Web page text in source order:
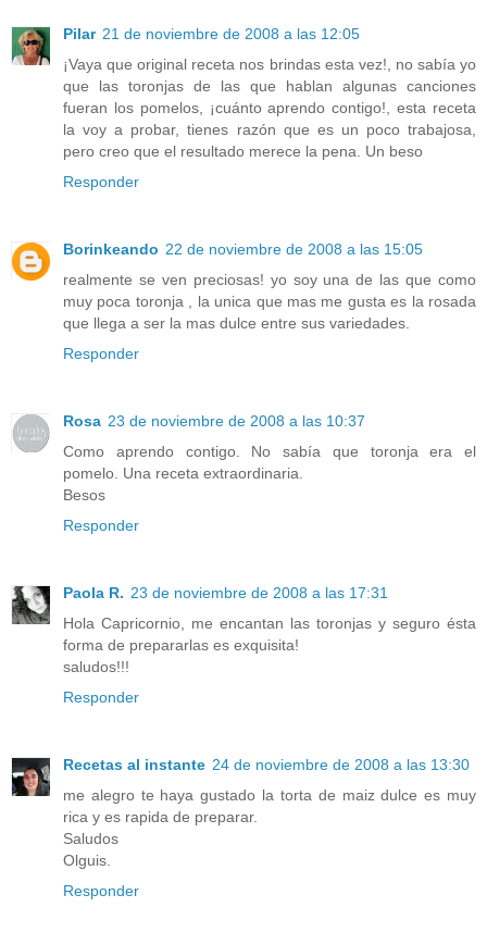
Pilar 21 de noviembre de 2008 a las 12:05
¡Vaya que original receta nos brindas esta vez!, no sabía yo
que las toronjas de las que hablan algunas canciones
fueran los pomelos, ¡cuánto aprendo contigo!, esta receta
la voy a probar, tienes razón que es un poco trabajosa,
pero creo que el resultado merece la pena. Un beso
Responder
Borinkeando 22 de noviembre de 2008 a las 15:05
realmente se ven preciosas! yo soy una de las que como
muy poca toronja , la unica que mas me gusta es la rosada
que llega a ser la mas dulce entre sus variedades.
Responder
Rosa 23 de noviembre de 2008 a las 10:37
Como aprendo contigo. No sabía que toronja era el
pomelo. Una receta extraordinaria.
Besos
Responder
Paola R. 23 de noviembre de 2008 a las 17:31
Hola Capricornio, me encantan las toronjas y seguro ésta
forma de prepararlas es exquisita!
saludos!!!
Responder
Recetas al instante 24 de noviembre de 2008 a las 13:30
me alegro te haya gustado la torta de maiz dulce es muy
rica y es rapida de preparar.
Saludos
Olguis.
Responder